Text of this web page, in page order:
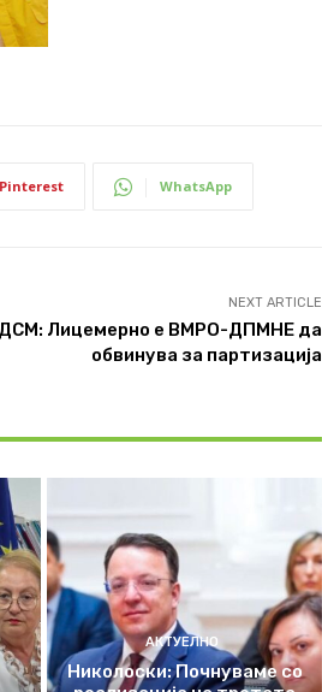
Pinterest WhatsApp
NEXT ARTICLE
Лицемерно е ВМРО-ДПМНЕ да
обвинува за партизација
АКТУЕЛНО
Николоски: Почнуваме со